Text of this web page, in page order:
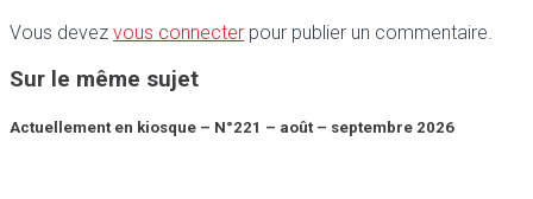
Vous devez vous connecter pour publier un commentaire.
Sur le même sujet
Actuellement en kiosque – N°221 – août – septembre 2026